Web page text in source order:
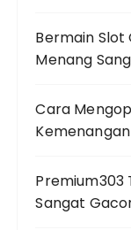
Bermain Slot
Menang
Cara
Kemenangan
Premium303
Sangat